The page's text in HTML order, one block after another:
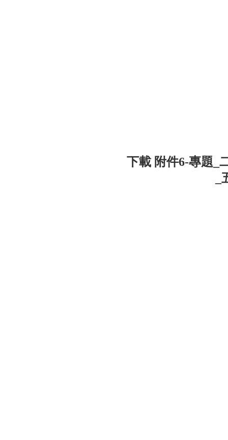
下載 附件6-專題_